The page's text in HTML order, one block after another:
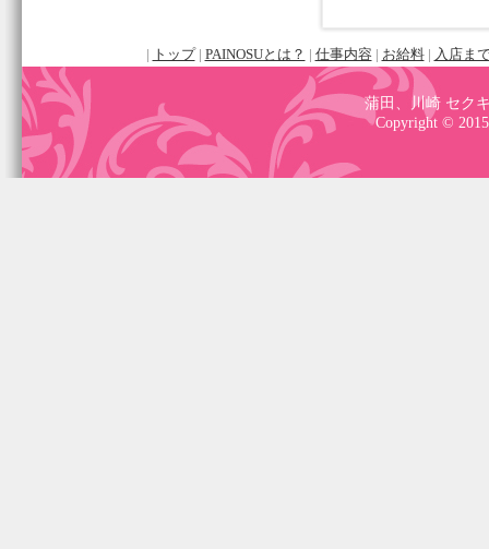
| トップ| PAINOSUとは？ | 仕事内容 | お給料| 入店ま
蒲田、川崎 セク
Copyright ©